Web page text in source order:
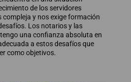
de los servidores
compleja y nos exige formación
Los notarios y las
una confianza absoluta en
a estos desafíos que
como objetivos.